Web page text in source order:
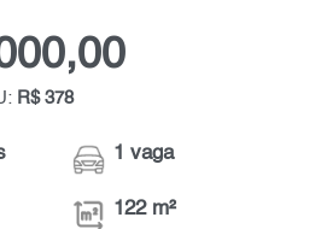
R$ 378
1 vaga
122 m²